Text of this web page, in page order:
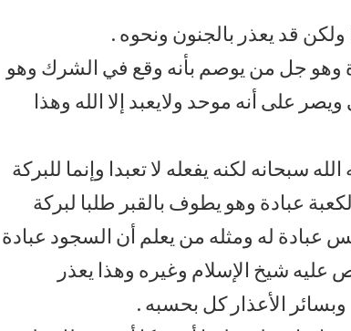
قد يعذر بالجنون ونحوه .
وهو جل من يوصم بأنه وقع في الشرك وهو
على أنه موحد ولايعبد إلا الله وهذا
سبحانه لكنه يفعله لا تعبدا وإنما للبركة
عبادة وهو يطوف بالقبر طلبا لبركة
عبادة له ومثله من يعلم أن السجود عبادة
عليه شيخ الإسلام وغيره وهذا يعذر
وبسائر الأعذار كل بحسبه .